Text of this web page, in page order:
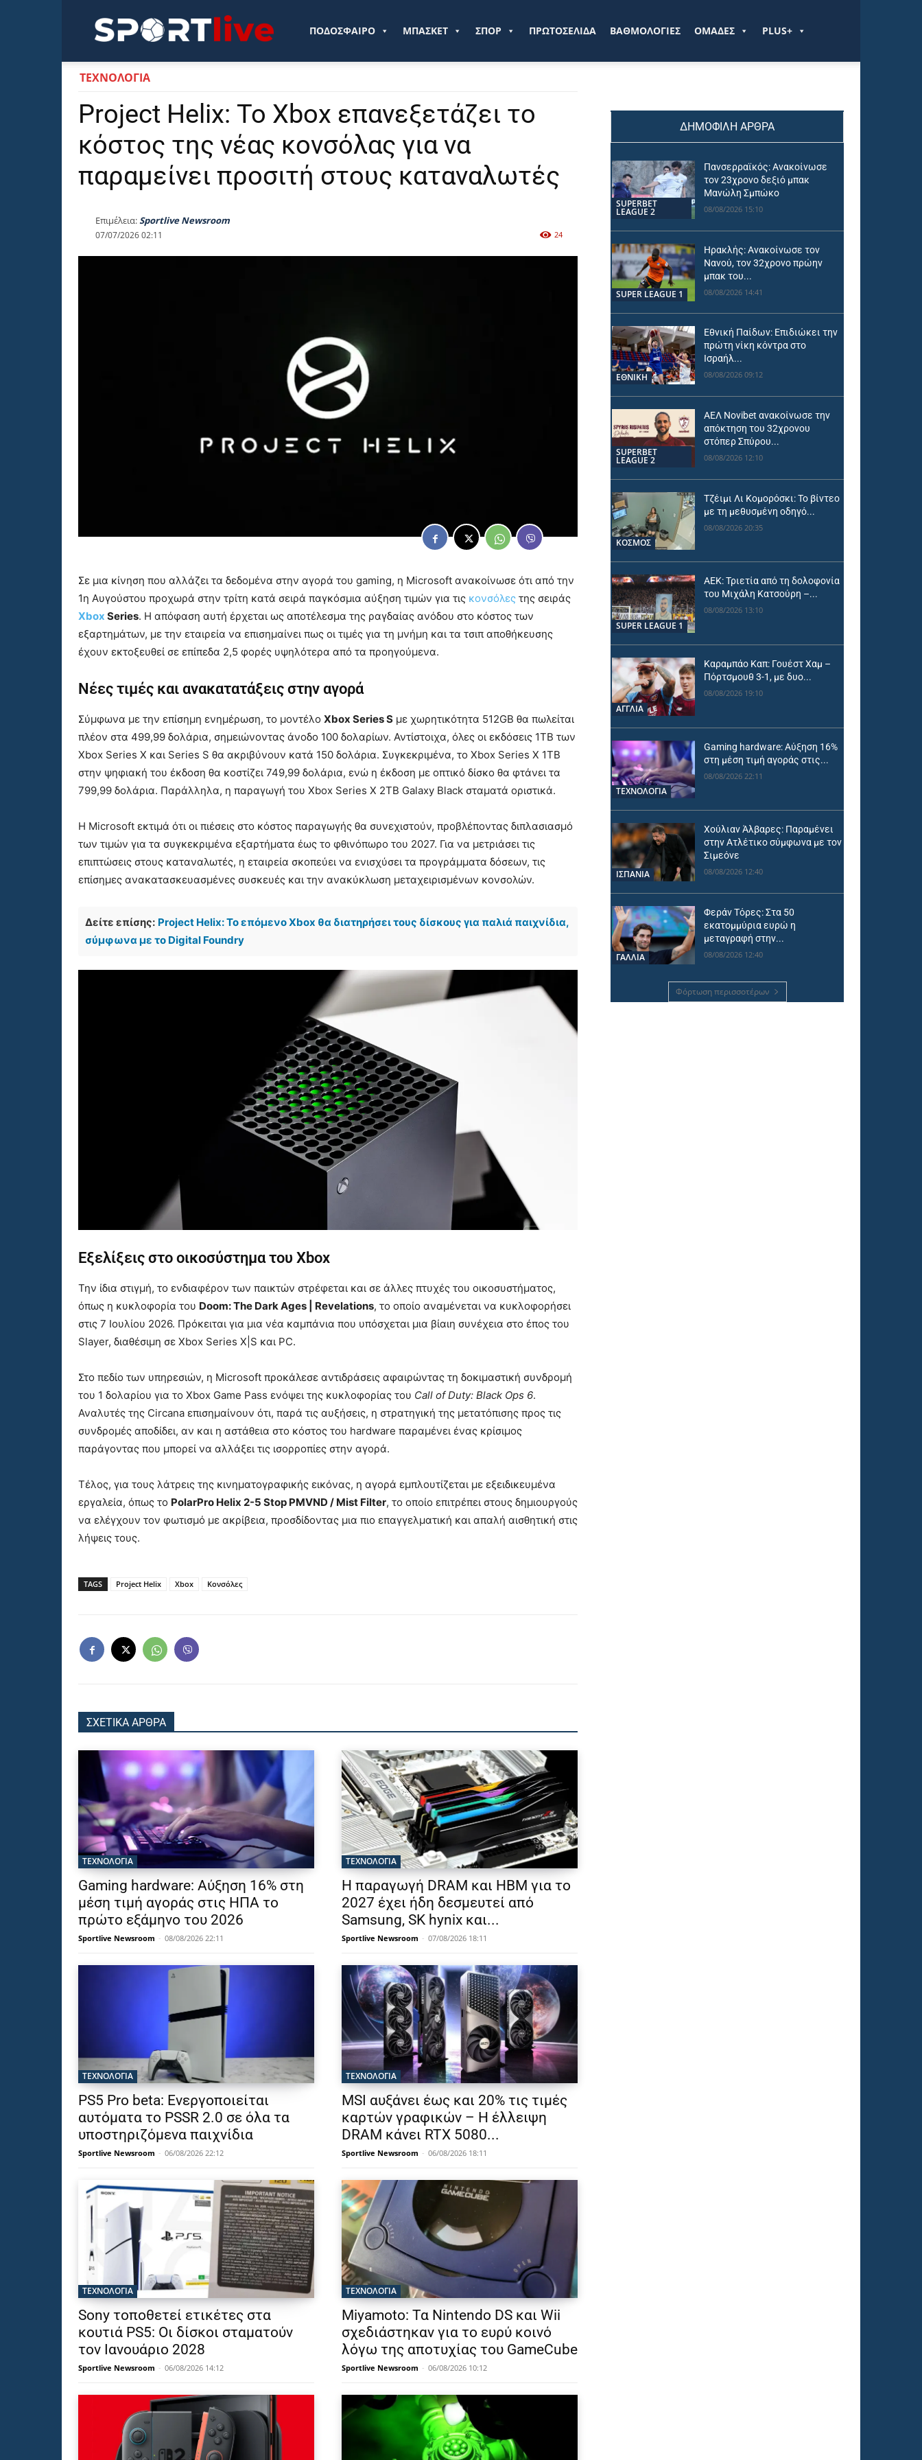
Sportlive.grΠΟΔΟΣΦΑΙΡΟ ΜΠΑΣΚΕΤ ΣΠΟΡ ΠΡΩΤΟΣΕΛΙΔΑ ΒΑΘΜΟΛΟΓΙΕΣ ΟΜΑΔΕΣ PLUS+
ΤΕΧΝΟΛΟΓΙΑ
Project Helix: Το Xbox επανεξετάζει το
κόστος της νέας κονσόλας για να
παραμείνει προσιτή στους καταναλωτές
Επιμέλεια:Sportlive Newsroom
07/07/2026 02:11 24
Σε μια κίνηση που αλλάζει τα δεδομένα στην αγορά του gaming, η Microsoft ανακοίνωσε ότι από την
1η Αυγούστου προχωρά στην τρίτη κατά σειρά παγκόσμια αύξηση τιμών για τις κονσόλες της σειράς
Xbox Series. Η απόφαση αυτή έρχεται ως αποτέλεσμα της ραγδαίας ανόδου στο κόστος των
εξαρτημάτων, με την εταιρεία να επισημαίνει πως οι τιμές για τη μνήμη και τα τσιπ αποθήκευσης
έχουν εκτοξευθεί σε επίπεδα 2,5 φορές υψηλότερα από τα προηγούμενα.
Νέες τιμές και ανακατατάξεις στην αγορά
Σύμφωνα με την επίσημη ενημέρωση, το μοντέλο Xbox Series S με χωρητικότητα 512GB θα πωλείται
πλέον στα 499,99 δολάρια, σημειώνοντας άνοδο 100 δολαρίων. Αντίστοιχα, όλες οι εκδόσεις 1TB των
Xbox Series X και Series S θα ακριβύνουν κατά 150 δολάρια. Συγκεκριμένα, το Xbox Series X 1TB
στην ψηφιακή του έκδοση θα κοστίζει 749,99 δολάρια, ενώ η έκδοση με οπτικό δίσκο θα φτάνει τα
799,99 δολάρια. Παράλληλα, η παραγωγή του Xbox Series X 2TB Galaxy Black σταματά οριστικά.
Η Microsoft εκτιμά ότι οι πιέσεις στο κόστος παραγωγής θα συνεχιστούν, προβλέποντας διπλασιασμό
των τιμών για τα συγκεκριμένα εξαρτήματα έως το φθινόπωρο του 2027. Για να μετριάσει τις
επιπτώσεις στους καταναλωτές, η εταιρεία σκοπεύει να ενισχύσει τα προγράμματα δόσεων, τις
επίσημες ανακατασκευασμένες συσκευές και την ανακύκλωση μεταχειρισμένων κονσολών.
Δείτε επίσης: Project Helix: Το επόμενο Xbox θα διατηρήσει τους δίσκους για παλιά παιχνίδια,
σύμφωνα με το Digital Foundry
Εξελίξεις στο οικοσύστημα του Xbox
Την ίδια στιγμή, το ενδιαφέρον των παικτών στρέφεται και σε άλλες πτυχές του οικοσυστήματος,
όπως η κυκλοφορία του Doom: The Dark Ages | Revelations, το οποίο αναμένεται να κυκλοφορήσει
στις 7 Ιουλίου 2026. Πρόκειται για μια νέα καμπάνια που υπόσχεται μια βίαιη συνέχεια στο έπος του
Slayer, διαθέσιμη σε Xbox Series X|S και PC.
Στο πεδίο των υπηρεσιών, η Microsoft προκάλεσε αντιδράσεις αφαιρώντας τη δοκιμαστική συνδρομή
του 1 δολαρίου για το Xbox Game Pass ενόψει της κυκλοφορίας του Call of Duty: Black Ops 6.
Αναλυτές της Circana επισημαίνουν ότι, παρά τις αυξήσεις, η στρατηγική της μετατόπισης προς τις
συνδρομές αποδίδει, αν και η αστάθεια στο κόστος του hardware παραμένει ένας κρίσιμος
παράγοντας που μπορεί να αλλάξει τις ισορροπίες στην αγορά.
Τέλος, για τους λάτρεις της κινηματογραφικής εικόνας, η αγορά εμπλουτίζεται με εξειδικευμένα
εργαλεία, όπως το PolarPro Helix 2-5 Stop PMVND / Mist Filter, το οποίο επιτρέπει στους δημιουργούς
να ελέγχουν τον φωτισμό με ακρίβεια, προσδίδοντας μια πιο επαγγελματική και απαλή αισθητική στις
λήψεις τους.
TAGS Project Helix Xbox Κονσόλες
ΣΧΕΤΙΚΑ ΑΡΘΡΑ
ΤΕΧΝΟΛΟΓΙΑ
Gaming hardware: Αύξηση 16% στη
μέση τιμή αγοράς στις ΗΠΑ το
πρώτο εξάμηνο του 2026
Sportlive Newsroom - 08/08/2026 22:11
ΤΕΧΝΟΛΟΓΙΑ
Η παραγωγή DRAM και HBM για το
2027 έχει ήδη δεσμευτεί από
Samsung, SK hynix και...
Sportlive Newsroom - 07/08/2026 18:11
ΤΕΧΝΟΛΟΓΙΑ
PS5 Pro beta: Ενεργοποιείται
αυτόματα το PSSR 2.0 σε όλα τα
υποστηριζόμενα παιχνίδια
Sportlive Newsroom - 06/08/2026 22:12
ΤΕΧΝΟΛΟΓΙΑ
MSI αυξάνει έως και 20% τις τιμές
καρτών γραφικών – Η έλλειψη
DRAM κάνει RTX 5080...
Sportlive Newsroom - 06/08/2026 18:11
ΤΕΧΝΟΛΟΓΙΑ
Sony τοποθετεί ετικέτες στα
κουτιά PS5: Οι δίσκοι σταματούν
τον Ιανουάριο 2028
Sportlive Newsroom - 06/08/2026 14:12
ΤΕΧΝΟΛΟΓΙΑ
Miyamoto: Τα Nintendo DS και Wii
σχεδιάστηκαν για το ευρύ κοινό
λόγω της αποτυχίας του GameCube
Sportlive Newsroom - 06/08/2026 10:12
ΔΗΜΟΦΙΛΗ ΑΡΘΡΑ
SUPERBET
LEAGUE 2
Πανσερραϊκός: Ανακοίνωσε
τον 23χρονο δεξιό μπακ
Μανώλη Σμπώκο
08/08/2026 15:10
SUPER LEAGUE 1
Ηρακλής: Ανακοίνωσε τον
Νανού, τον 32χρονο πρώην
μπακ του...
08/08/2026 14:41
ΕΘΝΙΚΉ
Εθνική Παίδων: Επιδιώκει την
πρώτη νίκη κόντρα στο
Ισραήλ...
08/08/2026 09:12
SUPERBET
LEAGUE 2
ΑΕΛ Novibet ανακοίνωσε την
απόκτηση του 32χρονου
στόπερ Σπύρου...
08/08/2026 12:10
ΚΟΣΜΟΣ
Τζέιμι Λι Κομορόσκι: Το βίντεο
με τη μεθυσμένη οδηγό...
08/08/2026 20:35
SUPER LEAGUE 1
ΑΕΚ: Τριετία από τη δολοφονία
του Μιχάλη Κατσούρη –...
08/08/2026 13:10
ΑΓΓΛΙΑ
Καραμπάο Καπ: Γουέστ Χαμ –
Πόρτσμουθ 3-1, με δυο...
08/08/2026 19:10
ΤΕΧΝΟΛΟΓΙΑ
Gaming hardware: Αύξηση 16%
στη μέση τιμή αγοράς στις...
08/08/2026 22:11
ΙΣΠΑΝΙΑ
Χούλιαν Άλβαρες: Παραμένει
στην Ατλέτικο σύμφωνα με τον
Σιμεόνε
08/08/2026 12:40
ΓΑΛΛΙΑ
Φεράν Τόρες: Στα 50
εκατομμύρια ευρώ η
μεταγραφή στην...
08/08/2026 12:40
Φόρτωση περισσοτέρων